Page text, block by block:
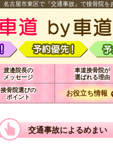
名古屋市東区で『交通事故』で接骨院を
渡邉院長の
メッセージ
車道接骨院が
選ばれる理由
接骨院選びの
ポイント
お役立ち情報
交通事故によるめまい